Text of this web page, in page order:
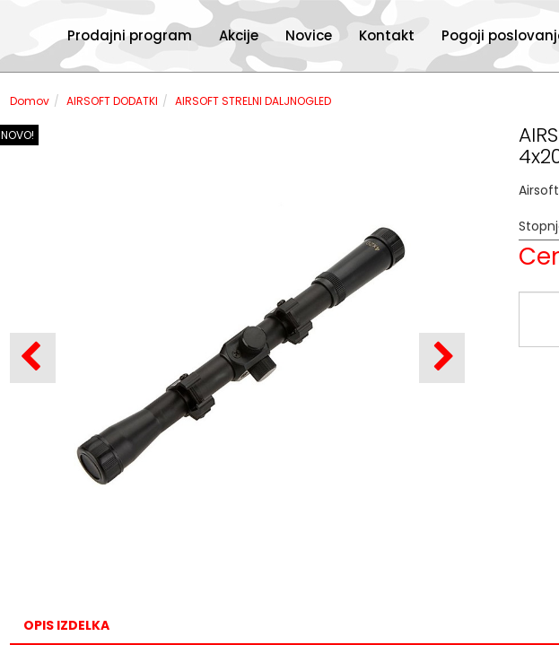
Prodajni program Akcije Novice Kontakt Pogoji
Domov AIRSOFT DODATKI AIRSOFT STRELNI DALJNOGLED
NOVO!
OPIS IZDELKA